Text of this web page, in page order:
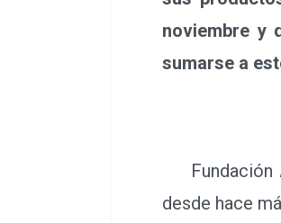
noviembre y
sumarse a
Fundación
desde hace